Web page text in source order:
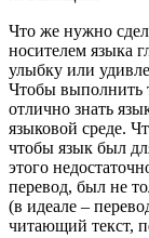
Что же нужно
носителем языка
улыбку или
Чтобы выполнить
отлично знать
языковой среде.
чтобы язык был
этого
перевод, был не
(в идеале –
читающий текст,